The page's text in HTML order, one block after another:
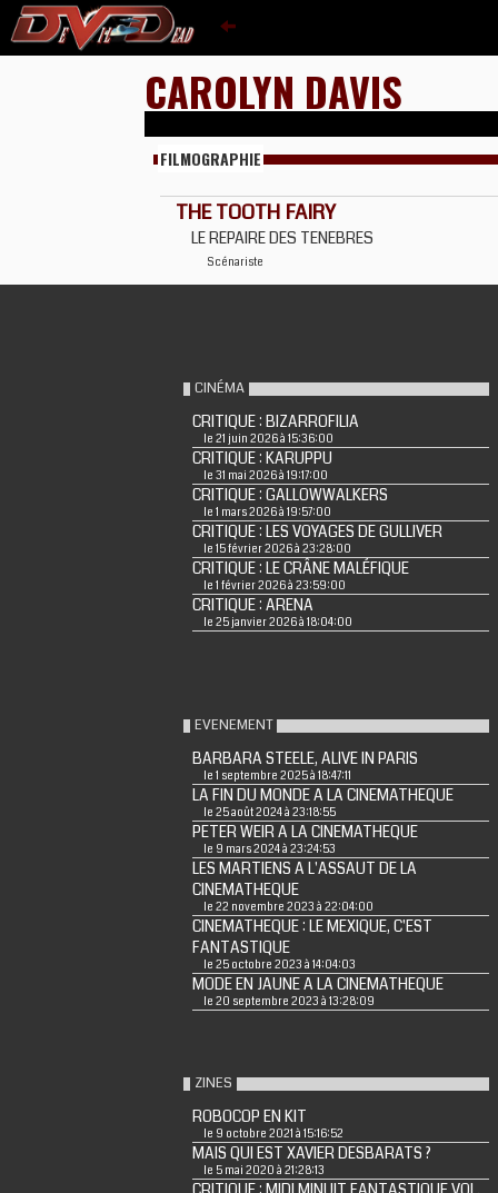
CAROLYN DAVIS
FILMOGRAPHIE
THE TOOTH FAIRY
LE REPAIRE DES TENEBRES
Scénariste
CINÉMA
CRITIQUE : BIZARROFILIA
le 21 juin 2026 à 15:36:00
CRITIQUE : KARUPPU
le 31 mai 2026 à 19:17:00
CRITIQUE : GALLOWWALKERS
le 1 mars 2026 à 19:57:00
CRITIQUE : LES VOYAGES DE GULLIVER
le 15 février 2026 à 23:28:00
CRITIQUE : LE CRÂNE MALÉFIQUE
le 1 février 2026 à 23:59:00
CRITIQUE : ARENA
le 25 janvier 2026 à 18:04:00
EVENEMENT
BARBARA STEELE, ALIVE IN PARIS
le 1 septembre 2025 à 18:47:11
LA FIN DU MONDE A LA CINEMATHEQUE
le 25 août 2024 à 23:18:55
PETER WEIR A LA CINEMATHEQUE
le 9 mars 2024 à 23:24:53
LES MARTIENS A L'ASSAUT DE LA
CINEMATHEQUE
le 22 novembre 2023 à 22:04:00
CINEMATHEQUE : LE MEXIQUE, C'EST
FANTASTIQUE
le 25 octobre 2023 à 14:04:03
MODE EN JAUNE A LA CINEMATHEQUE
le 20 septembre 2023 à 13:28:09
ZINES
ROBOCOP EN KIT
le 9 octobre 2021 à 15:16:52
MAIS QUI EST XAVIER DESBARATS ?
le 5 mai 2020 à 21:28:13